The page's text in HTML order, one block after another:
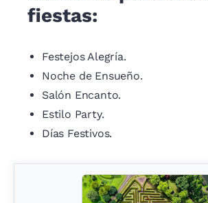
fiestas:
Festejos Alegría.
Noche de Ensueño.
Salón Encanto.
Estilo Party.
Días Festivos.